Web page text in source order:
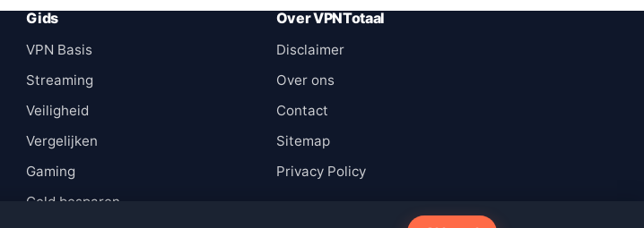
Gids
VPN Basis
Streaming
Veiligheid
Vergelijken
Gaming
Geld besparen
Over VPNTotaal
Disclaimer
Over ons
Contact
Sitemap
Privacy Policy